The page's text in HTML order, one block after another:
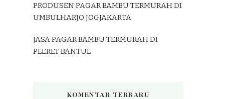
PRODUSEN PAGAR BAMBU TERMURAH DI
UMBULHARJO JOGJAKARTA
JASA PAGAR BAMBU TERMURAH DI
PLERET BANTUL
KOMENTAR TERBARU